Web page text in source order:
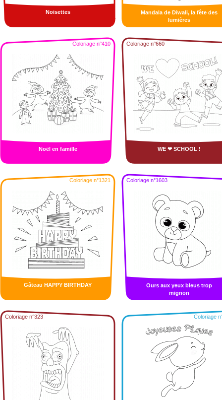
Noisettes
Mandala de Diwali, la fête des
lumières
Coloriage n°410
Noël en famille
Coloriage n°660
WE ❤ SCHOOL !
Coloriage n°1321
Gâteau HAPPY BIRTHDAY
Coloriage n°1603
Ours aux yeux bleus trop
mignon
Coloriage n°323 Coloriage